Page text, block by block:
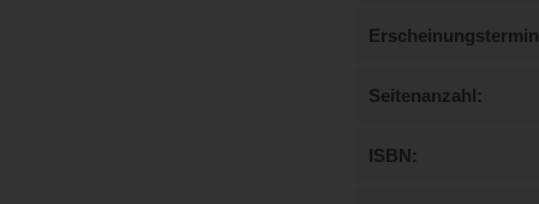
Erscheinungstermin
Seitenanzahl
ISBN